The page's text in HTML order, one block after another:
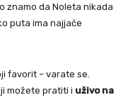
znamo da Noleta nikada
puta ima najjače
favorit – varate se.
možete pratiti i uživo na